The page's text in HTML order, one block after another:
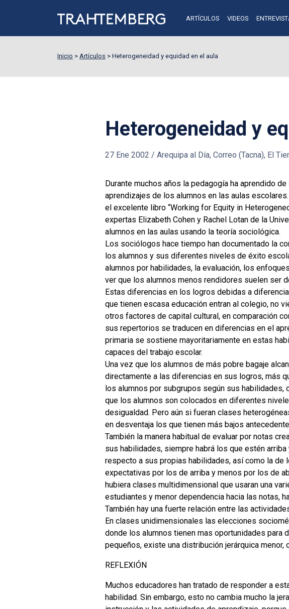
ARTÍCULOS VIDEOS
Inicio > Artículos > Heterogeneidad y equidad en el aula
Heterogeneidad y
27 Ene 2002 / Arequipa al Día, Correo (Tacna), El
Durante muchos años la pedagogía ha aprendido
aprendizajes de los alumnos en las aulas
el excelente libro “Working for Equity in
expertas Elizabeth Cohen y Rachel Lotan de la
alumnos en las aulas usando la teoría sociológica.
Los sociólogos hace tiempo han documentado la
los alumnos y sus diferentes niveles de éxito
alumnos por habilidades, la evaluación, los
ver que los alumnos menos rendidores suelen ser
Estas diferencias en los logros debidas a
que tienen escasa educación entran al colegio, no
otros factores de capital cultural, en comparación
sus repertorios se traducen en diferencias en el
primaria se sostiene mayoritariamente en estas
capaces del trabajo escolar.
Una vez que los alumnos de más pobre bagaje
directamente a las diferencias en sus logros, más
los alumnos por subgrupos según sus habilidades,
que los alumnos son colocados en diferentes
desigualdad. Pero aún si fueran clases
en desventaja los que tienen más bajos
También la manera habitual de evaluar por notas
sus habilidades, siempre habrá los que estén
respecto a sus propias habilidades, así como la
expectativas por los de arriba y menos por los de
hubiera clases multidimensional que usaran una
estudiantes y menor dependencia hacia las notas,
También hay una fuerte relación entre las
En clases unidimensionales las elecciones
donde los alumnos tienen mas oportunidades para
pequeños, existe una distribución jerárquica
REFLEXIÓN
Muchos educadores han tratado de responder a
habilidad. Sin embargo, esto no cambia mucho la